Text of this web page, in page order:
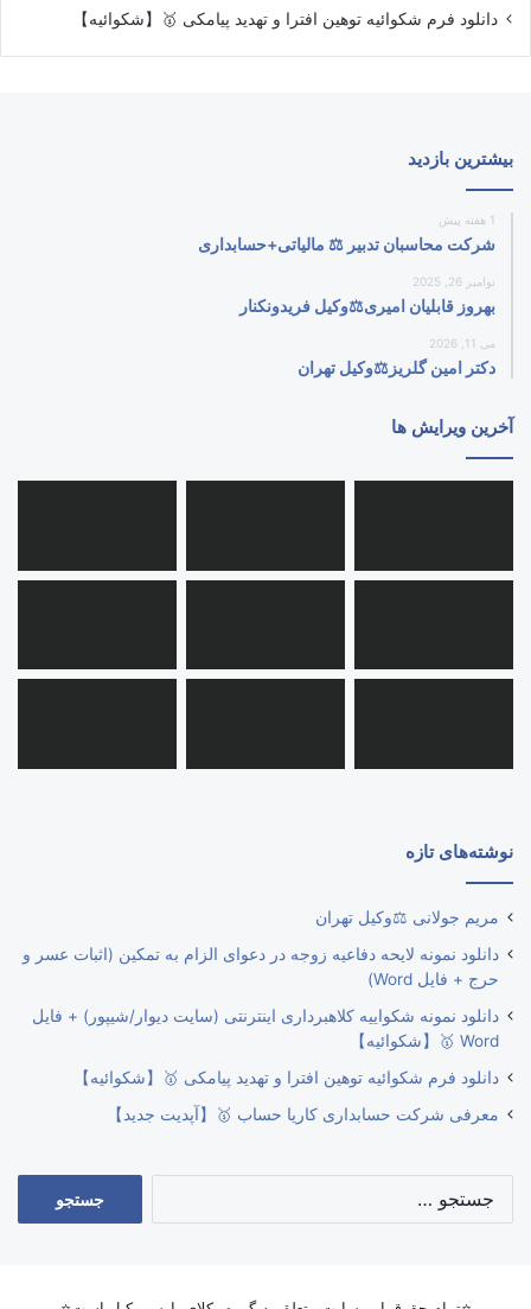
دانلود فرم شکوائیه توهین افترا و تهدید پیامکی 🥇【شکوائیه】
بیشترین بازدید
1 هفته پیش
شرکت محاسبان تدبیر ⚖️ مالیاتی+حسابداری
نوامبر 26, 2025
بهروز قابلیان امیری⚖️وکیل فریدونکنار
می 11, 2026
دکتر امین گلریز⚖️وکیل تهران
آخرین ویرایش ها
نوشته‌های تازه
مریم جولانی ⚖️وکیل تهران
دانلود نمونه لایحه دفاعیه زوجه در دعوای الزام به تمکین (اثبات عسر و
حرج + فایل Word)
دانلود نمونه شکواییه کلاهبرداری اینترنتی (سایت دیوار/شیپور) + فایل
Word 🥇【شکوائیه】
دانلود فرم شکوائیه توهین افترا و تهدید پیامکی 🥇【شکوائیه】
معرفی شرکت حسابداری کاریا حساب 🥇【آپدیت جدید】